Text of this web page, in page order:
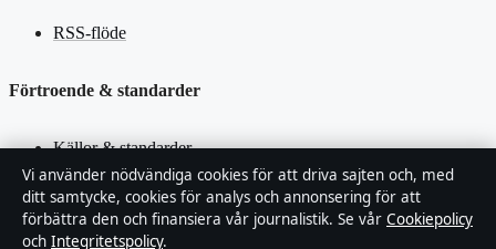
RSS-flöde
Förtroende & standarder
Källor & standarder
Redaktionell policy
Vi använder nödvändiga cookies för att driva sajten och, med
ditt samtycke, cookies för analys och annonsering för att
förbättra den och finansiera vår journalistik. Se vår Cookiepolicy
och Integritetspolicy.